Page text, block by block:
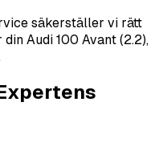
säkerställer vi rätt
Audi 100 Avant (2.2),